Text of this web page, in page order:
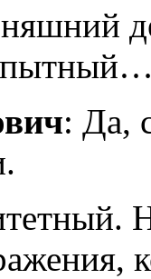
: Да,